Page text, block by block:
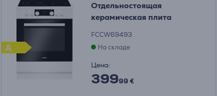
A
Отдельностоящая
керамическая плита
FCCW69493
На складе
Цена:
39999 €